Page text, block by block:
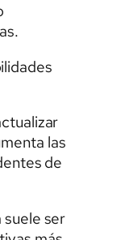
las
de
suele ser